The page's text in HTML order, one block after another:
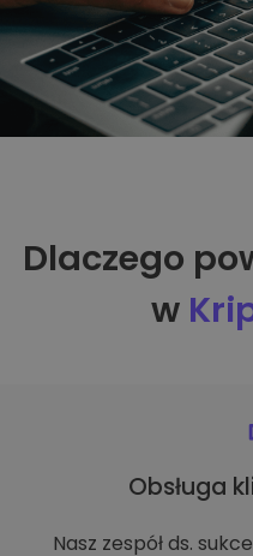
Dlaczego
w
Obsługa
Nasz zespół ds.